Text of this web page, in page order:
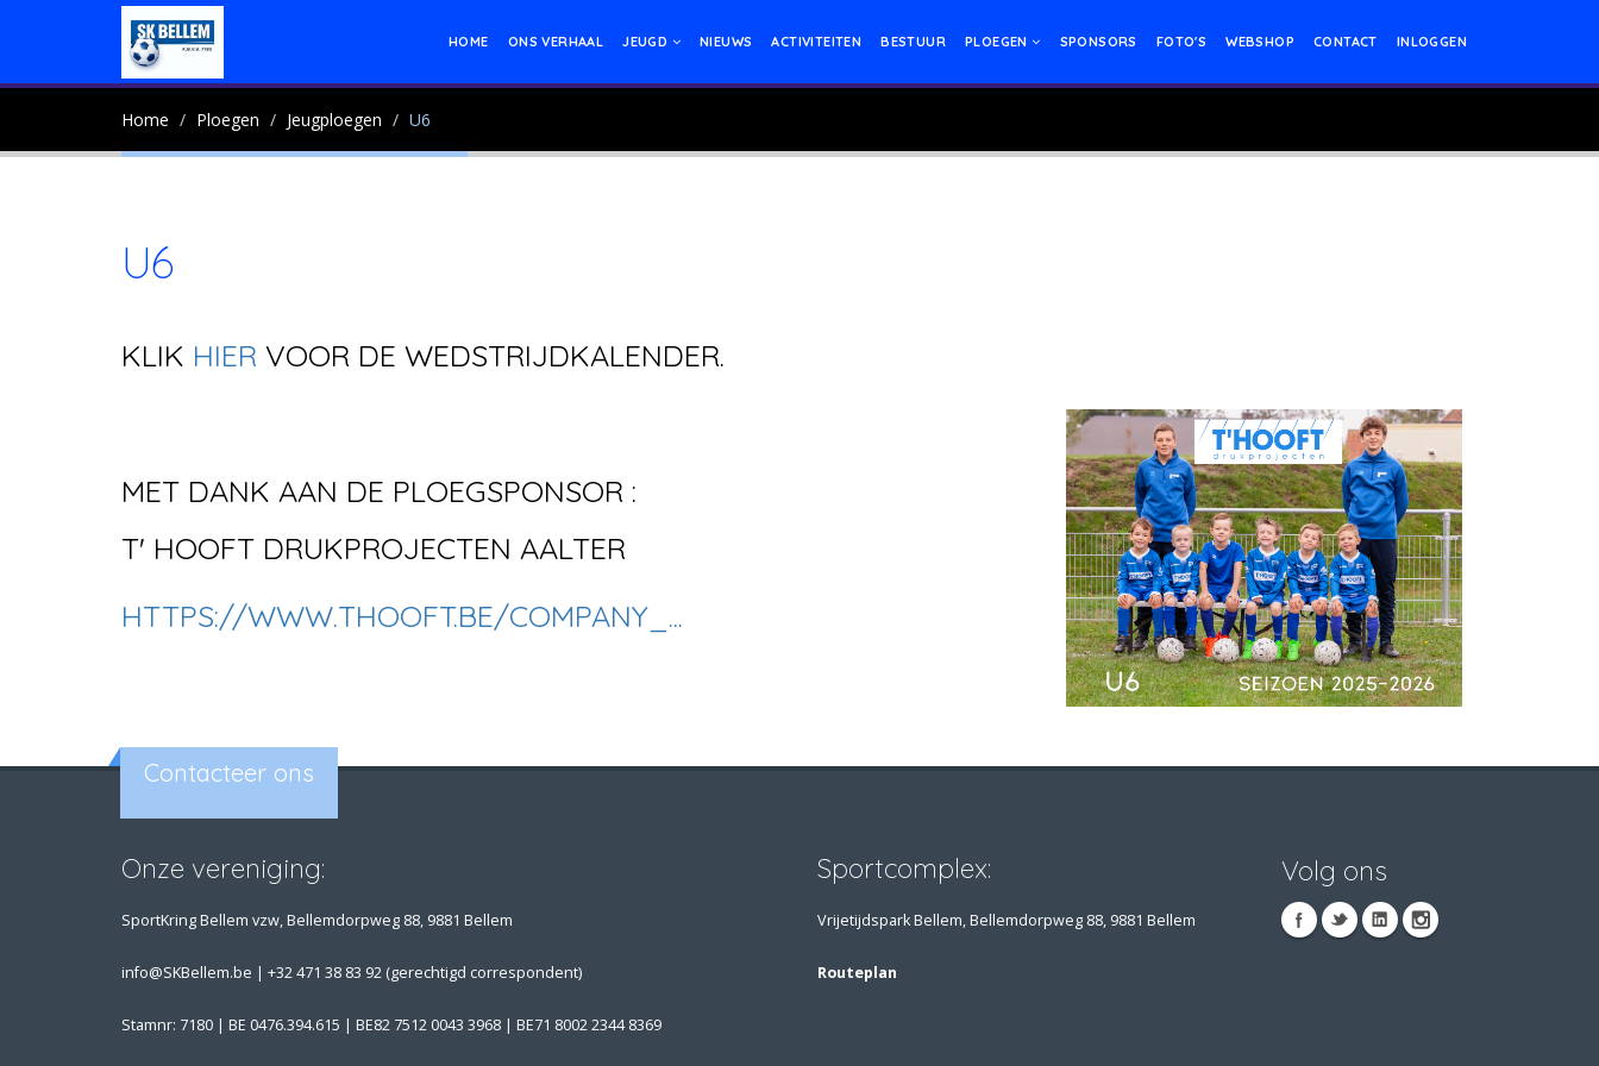
HOME ONS VERHAAL JEUGD NIEUWS ACTIVITEITEN BESTUUR PLOEGEN SPONSORS FOTO'S WEBSHOP CONTACT INLOGGEN
Home Ploegen Jeugploegen U6
U6
KLIK HIER VOOR DE WEDSTRIJDKALENDER.
MET DANK AAN DE PLOEGSPONSOR :
T' HOOFT DRUKPROJECTEN AALTER
HTTPS://WWW.THOOFT.BE/COMPANY_...
Contacteer ons
Onze vereniging:
SportKring Bellem vzw, Bellemdorpweg 88, 9881 Bellem
info@SKBellem.be | +32 471 38 83 92 (gerechtigd correspondent)
Stamnr: 7180 | BE 0476.394.615 | BE82 7512 0043 3968 | BE71 8002 2344 8369
Sportcomplex:
Vrijetijdspark Bellem, Bellemdorpweg 88, 9881 Bellem
Routeplan
Volg ons